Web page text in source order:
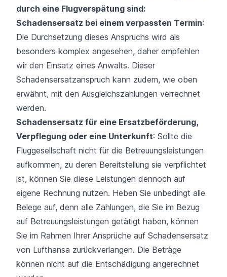
durch eine Flugverspätung sind:
Schadensersatz bei einem verpassten Termin:
Die Durchsetzung dieses Anspruchs wird als
besonders komplex angesehen, daher empfehlen
wir den Einsatz eines Anwalts. Dieser
Schadensersatzanspruch kann zudem, wie oben
erwähnt, mit den Ausgleichszahlungen verrechnet
werden.
Schadensersatz für eine Ersatzbeförderung,
Verpflegung oder eine Unterkunft: Sollte die
Fluggesellschaft nicht für die Betreuungsleistungen
aufkommen, zu deren Bereitstellung sie verpflichtet
ist, können Sie diese Leistungen dennoch auf
eigene Rechnung nutzen. Heben Sie unbedingt alle
Belege auf, denn alle Zahlungen, die Sie im Bezug
auf Betreuungsleistungen getätigt haben, können
Sie im Rahmen Ihrer Ansprüche auf Schadensersatz
von Lufthansa zurückverlangen. Die Beträge
können nicht auf die Entschädigung angerechnet